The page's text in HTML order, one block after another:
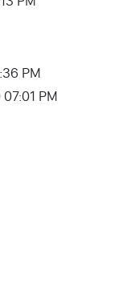
PM
PM